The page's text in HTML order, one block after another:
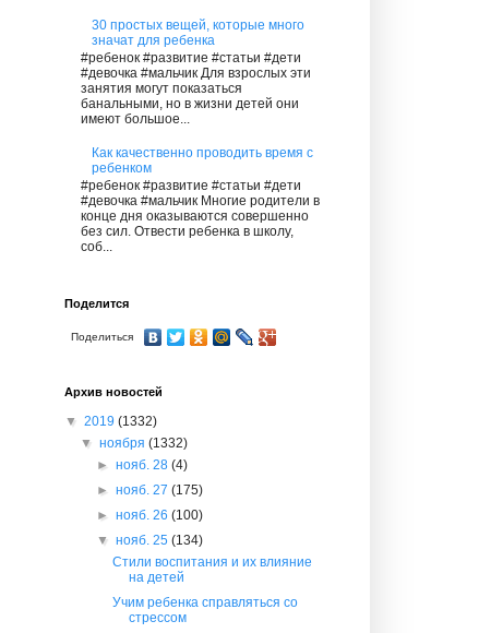
30 простых вещей, которые много
значат для ребенка
#ребенок #развитие #статьи #дети
#девочка #мальчик Для взрослых эти
занятия могут показаться
банальными, но в жизни детей они
имеют большое...
Как качественно проводить время с
ребенком
#ребенок #развитие #статьи #дети
#девочка #мальчик Многие родители в
конце дня оказываются совершенно
без сил. Отвести ребенка в школу,
соб...
Поделится
Поделиться
Архив новостей
▼ 2019 (1332)
▼ноября(1332)
► нояб. 28 (4)
► нояб. 27 (175)
► нояб. 26 (100)
▼ нояб. 25 (134)
Стили воспитания и их влияние
на детей
Учим ребенка справляться со
стрессом